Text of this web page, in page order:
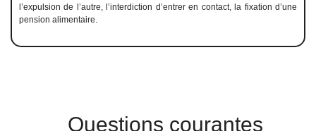
l’expulsion de l’autre, l’interdiction d’entrer en contact, la fixation d’une
pension alimentaire.
Questions courantes